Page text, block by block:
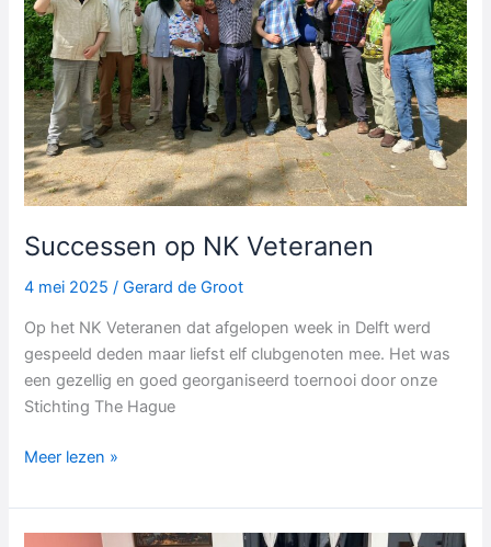
Successen op NK Veteranen
4 mei 2025/Gerard de Groot
Op het NK Veteranen dat afgelopen week in Delft werd
gespeeld deden maar liefst elf clubgenoten mee. Het was
een gezellig en goed georganiseerd toernooi door onze
Stichting The Hague
Successen
NK
Veteranen
Meer lezen »